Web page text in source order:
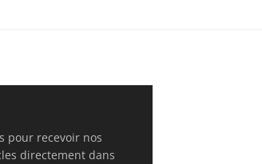
pour recevoir nos
directement dans